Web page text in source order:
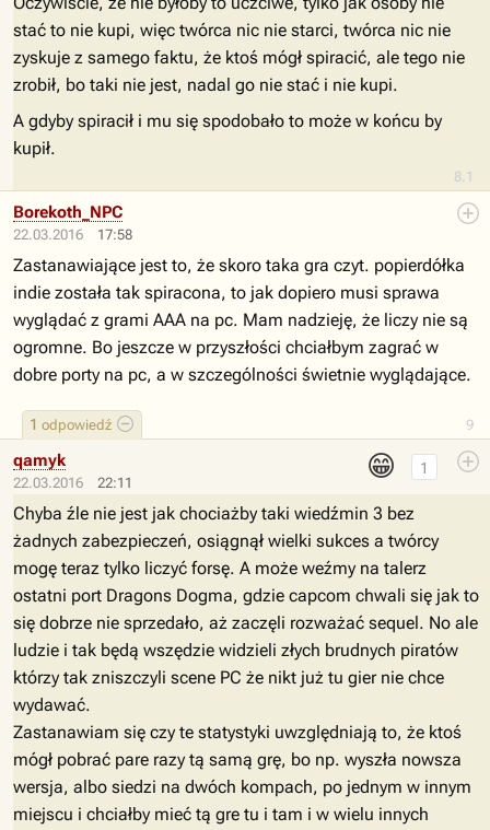
8.1
stać to nie kupi, więc twórca nic nie starci, twórca nic nie
zyskuje z samego faktu, że ktoś mógł spiracić, ale tego nie
zrobił, bo taki nie jest, nadal go nie stać i nie kupi.
A gdyby spiracił i mu się spodobało to może w końcu by
kupił.
22.03.2016 17:58
9
1 odpowiedź
Borekoth_NPC
Zastanawiające jest to, że skoro taka gra czyt. popierdółka
indie została tak spiracona, to jak dopiero musi sprawa
wyglądać z grami AAA na pc. Mam nadzieję, że liczy nie są
ogromne. Bo jeszcze w przyszłości chciałbym zagrać w
dobre porty na pc, a w szczególności świetnie wyglądające.
22.03.2016 22:11
😁 1
qamyk
Chyba źle nie jest jak chociażby taki wiedźmin 3 bez
żadnych zabezpieczeń, osiągnął wielki sukces a twórcy
mogę teraz tylko liczyć forsę. A może weźmy na talerz
ostatni port Dragons Dogma, gdzie capcom chwali się jak to
się dobrze nie sprzedało, aż zaczęli rozważać sequel. No ale
ludzie i tak będą wszędzie widzieli złych brudnych piratów
którzy tak zniszczyli scene PC że nikt już tu gier nie chce
wydawać.
Zastanawiam się czy te statystyki uwzględniają to, że ktoś
mógł pobrać pare razy tą samą grę, bo np. wyszła nowsza
wersja, albo siedzi na dwóch kompach, po jednym w innym
miejscu i chciałby mieć tą gre tu i tam i w wielu innych